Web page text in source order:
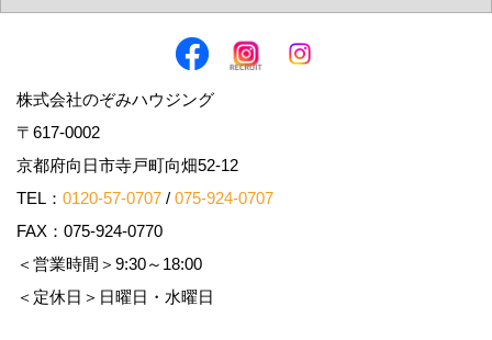
株式会社のぞみハウジング
〒617-0002
京都府向日市寺戸町向畑52-12
TEL： 0120-57-0707 / 075-924-0707
FAX：075-924-0770
＜営業時間＞9:30～18:00
＜定休日＞日曜日・水曜日